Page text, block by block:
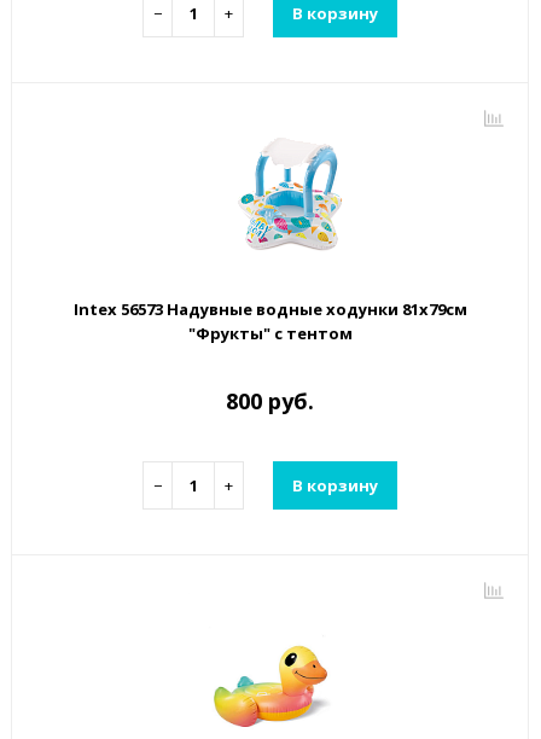
− + В корзину
Intex 56573 Надувные водные ходунки 81х79см
"Фрукты" с тентом
800 руб.
− + В корзину